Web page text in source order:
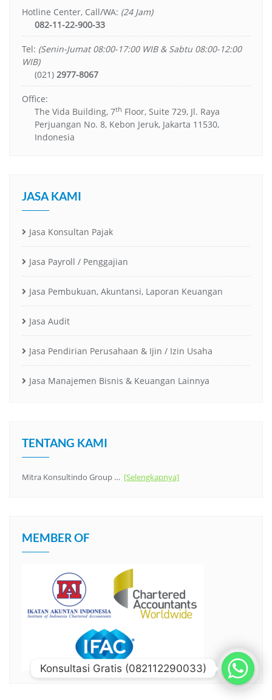
Hotline Center, Call/WA: (24 Jam)
082-11-22-900-33
Tel: (Senin-Jumat 08:00-17:00 WIB & Sabtu 08:00-12:00
WIB)
(021) 2977-8067
Office:
The Vida Building, 7th Floor, Suite 729, Jl. Raya
Perjuangan No. 8, Kebon Jeruk, Jakarta 11530,
Indonesia
JASA KAMI
Jasa Konsultan Pajak
Jasa Payroll / Penggajian
Jasa Pembukuan, Akuntansi, Laporan Keuangan
Jasa Audit
Jasa Pendirian Perusahaan & Ijin / Izin Usaha
Jasa Manajemen Bisnis & Keuangan Lainnya
TENTANG KAMI
Mitra Konsultindo Group … [Selengkapnya]
MEMBER OF
Konsultasi Gratis (082112290033)